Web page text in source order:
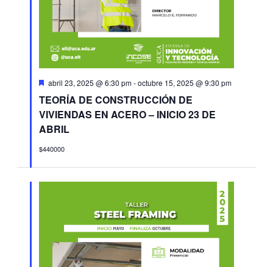
Destacado
abril 23, 2025 @ 6:30 pm-octubre 15, 2025 @ 9:30 pm
TEORÍA DE CONSTRUCCIÓN DE
VIVIENDAS EN ACERO – INICIO 23 DE
ABRIL
$440000